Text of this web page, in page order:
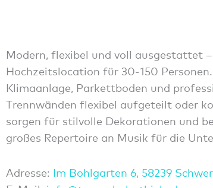
Modern, flexibel und voll ausgestattet
Hochzeitslocation für 30-150
Klimaanlage, Parkettboden und
Trennwänden flexibel aufgeteilt oder
sorgen für stilvolle Dekorationen und
großes Repertoire an Musik für die
Adresse: Im Bohlgarten 6, 58239